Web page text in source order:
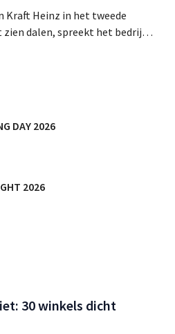
Kraft Heinz in het tweede
dalen, spreekt het bedrijf
DAY 2026
2026
30 winkels dicht